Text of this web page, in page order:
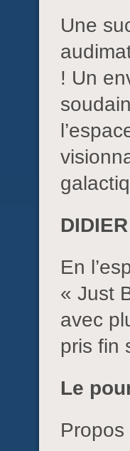
Une
! Un
En
« Just
avec
pris fin
Le